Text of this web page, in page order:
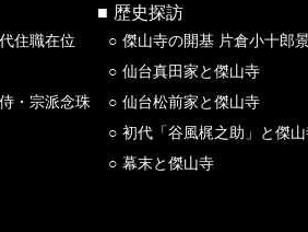
住職在位
・宗派念珠
歴史探訪
傑山寺の開基 片倉小十郎
仙台真田家と傑山寺
仙台松前家と傑山寺
初代「谷風梶之助」と傑山
幕末と傑山寺